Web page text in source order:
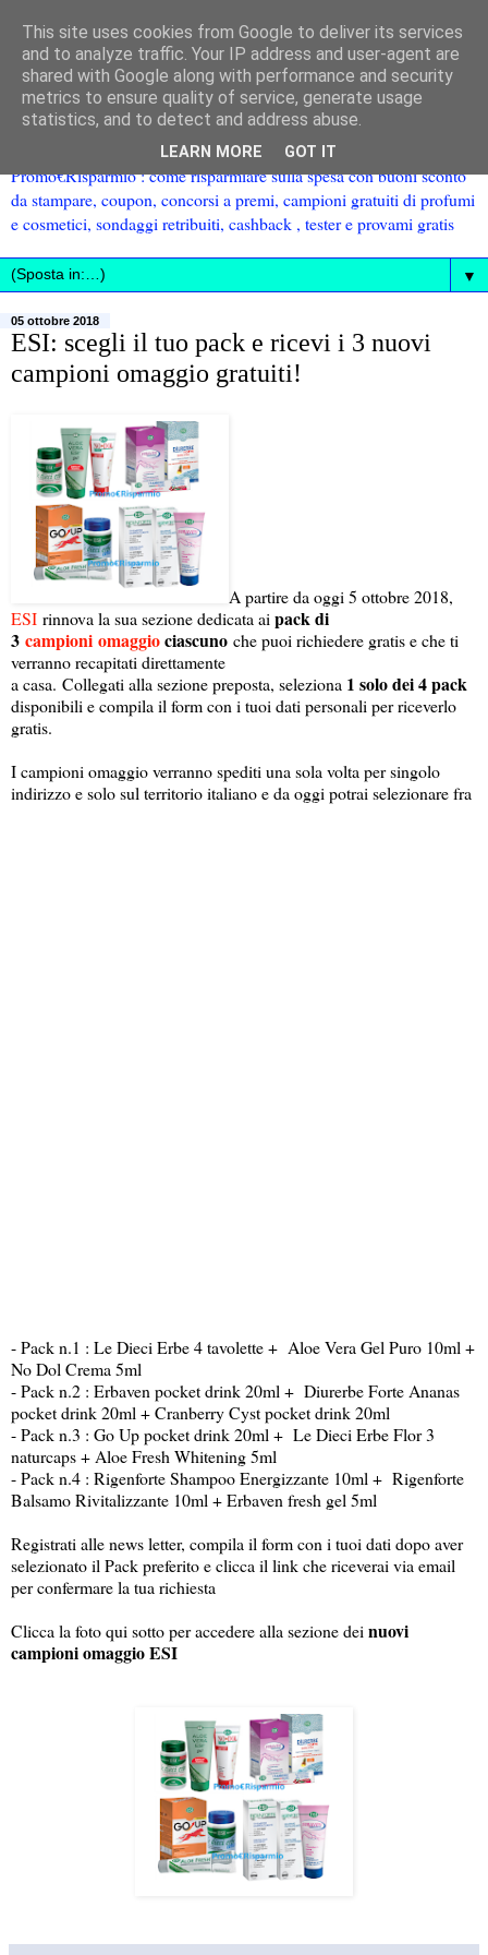
Promo€Risparmio : come risparmiare sulla spesa con buoni sconto
da stampare, coupon, concorsi a premi, campioni gratuiti di profumi
e cosmetici, sondaggi retribuiti, cashback , tester e provami gratis
▼
05 ottobre 2018
ESI: scegli il tuo pack e ricevi i 3 nuovi
campioni omaggio gratuiti!
A partire da oggi 5 ottobre 2018,
ESI rinnova la sua sezione dedicata ai pack di
3 campioni omaggiociascuno che puoi richiedere gratis e che ti
verranno recapitati direttamente
a casa. Collegati alla sezione preposta, seleziona 1 solo dei 4 pack
disponibili e compila il form con i tuoi dati personali per riceverlo
gratis.
I campioni omaggio verranno spediti una sola volta per singolo
indirizzo e solo sul territorio italiano e da oggi potrai selezionare fra
- Pack n.1 : Le Dieci Erbe 4 tavolette + Aloe Vera Gel Puro 10ml +
No Dol Crema 5ml
- Pack n.2 : Erbaven pocket drink 20ml + Diurerbe Forte Ananas
pocket drink 20ml + Cranberry Cyst pocket drink 20ml
- Pack n.3 : Go Up pocket drink 20ml + Le Dieci Erbe Flor 3
naturcaps + Aloe Fresh Whitening 5ml
- Pack n.4 : Rigenforte Shampoo Energizzante 10ml + Rigenforte
Balsamo Rivitalizzante 10ml + Erbaven fresh gel 5ml
Registrati alle news letter, compila il form con i tuoi dati dopo aver
selezionato il Pack preferito e clicca il link che riceverai via email
per confermare la tua richiesta
Clicca la foto qui sotto per accedere alla sezione dei nuovi
campioni omaggio ESI
This site uses cookies from Google to deliver its services
and to analyze traffic. Your IP address and user-agent are
shared with Google along with performance and security
metrics to ensure quality of service, generate usage
statistics, and to detect and address abuse.
LEARN MORE GOT IT